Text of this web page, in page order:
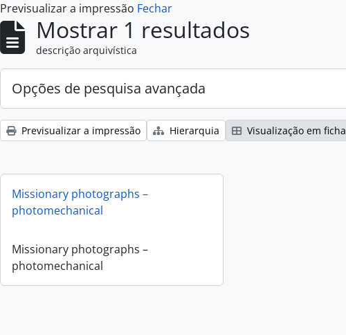
Previsualizar a impressão Fechar
Mostrar 1 resultados
descrição arquivística
Opções de pesquisa avançada
Previsualizar a impressão Hierarquia Visualização em ficha
Missionary photographs –
photomechanical
Missionary photographs –
photomechanical